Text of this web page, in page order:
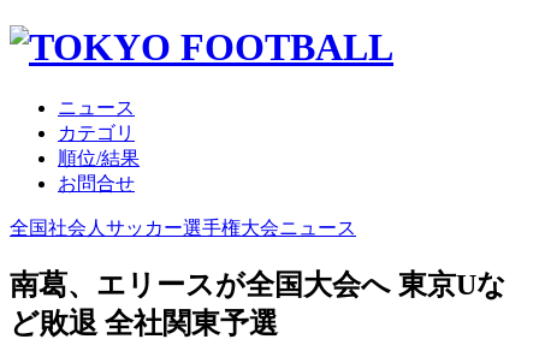
ニュース
カテゴリ
順位/結果
お問合せ
全国社会人サッカー選手権大会ニュース
南葛、エリースが全国大会へ 東京Uな
ど敗退 全社関東予選